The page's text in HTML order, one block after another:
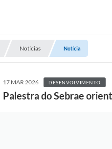
Notícias Notícia
17 MAR 2026 DESENVOLVIMENTO
Palestra do Sebrae